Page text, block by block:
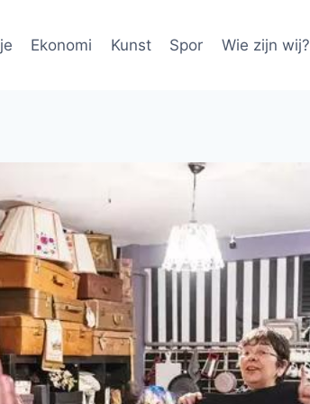
Ekonomi Kunst Spor Wie zijn wij?